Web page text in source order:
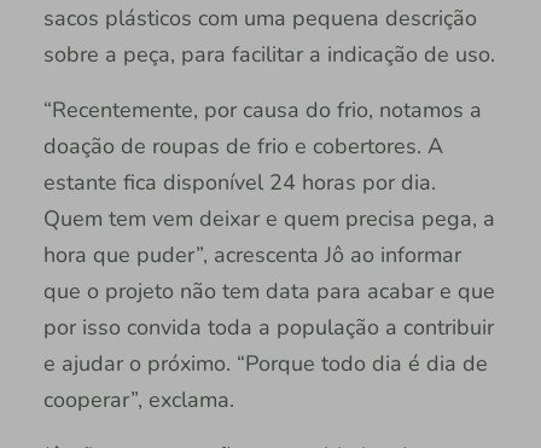
sacos plásticos com uma pequena descrição
sobre a peça, para facilitar a indicação de uso.
“Recentemente, por causa do frio, notamos a
doação de roupas de frio e cobertores. A
estante fica disponível 24 horas por dia.
Quem tem vem deixar e quem precisa pega, a
hora que puder”, acrescenta Jô ao informar
que o projeto não tem data para acabar e que
por isso convida toda a população a contribuir
e ajudar o próximo. “Porque todo dia é dia de
cooperar”, exclama.